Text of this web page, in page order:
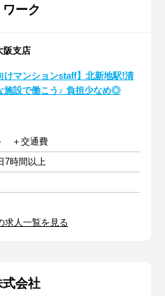
ーク
阪支店
けマンションstaff】北新地駅!清
施設で働こう♪ 負担少なめ◎
＋交通費
7時間以上
求人一覧を見る
会社